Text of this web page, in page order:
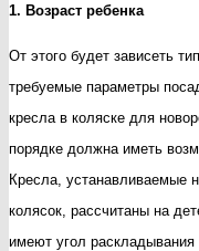
1. Возраст ребенка
От этого будет зависеть
требуемые параметры
кресла в коляске для
порядке должна иметь
Кресла, устанавливаемые
колясок, рассчитаны на
имеют угол раскладывания